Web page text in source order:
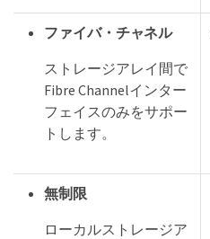
ファイバ・チャネル
ストレージアレイ間で
Fibre Channelインター
フェイスのみをサポー
トします。
無制限
ローカルストレージア